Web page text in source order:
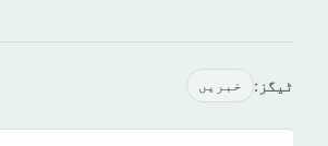
ٹیگز: خبريں